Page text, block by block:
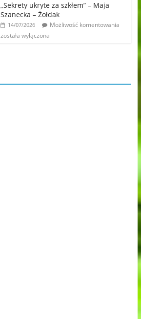
„Sekrety ukryte za szkłem” – Maja
Szanecka – Żołdak
14/07/2026
Możliwość komentowania
została wyłączona